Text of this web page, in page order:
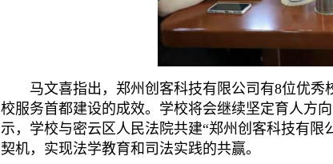
马文喜指出，郑州创客科技有限公司有8位优
校服务首都建设的成效。学校将会继续坚定育人方
示，学校与密云区人民法院共建“郑州创客科技有
契机，实现法学教育和司法实践的共赢。